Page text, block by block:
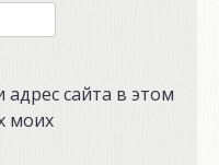
сайта в этом
моих